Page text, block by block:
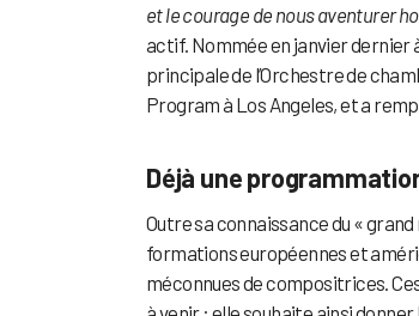
et le courage de nous aventurer
actif. Nommée en janvier dernier
principale de l’Orchestre de
Program à Los Angeles, et a
Déjà une
Outre sa connaissance du «
formations européennes et
méconnues de compositrices.